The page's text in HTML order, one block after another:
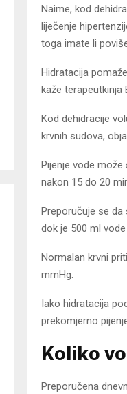
Naime, kod
liječenje
toga imate li
Hidratacija
kaže terapeutkinja
Kod dehidracije
krvnih sudova,
Pijenje vode
nakon 15 do 20
Preporučuje se
dok je 500 ml
Normalan krvni
mmHg.
Iako hidratacija
prekomjerno
Koliko
Preporučena